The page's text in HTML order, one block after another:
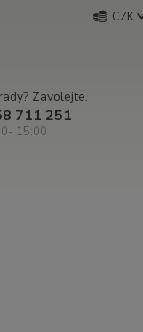
CZK
Zavolejte.
711 251
15:00